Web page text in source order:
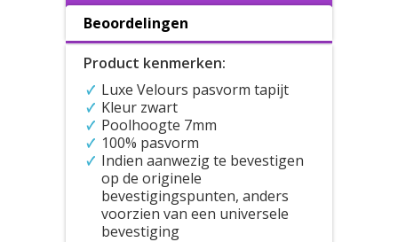
Beoordelingen
Product kenmerken:
Luxe Velours pasvorm tapijt
Kleur zwart
Poolhoogte 7mm
100% pasvorm
Indien aanwezig te bevestigen
op de originele
bevestigingspunten, anders
voorzien van een universele
bevestiging